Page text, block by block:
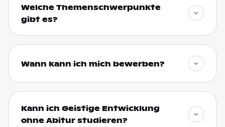
Welche Themenschwerpunkte
gibt es?
Wann kann ich mich bewerben?
Kann ich Geistige Entwicklung
ohne Abitur studieren?